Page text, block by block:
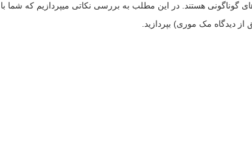
هستند. در این مطلب به بررسی نکاتی میپردازیم که شما